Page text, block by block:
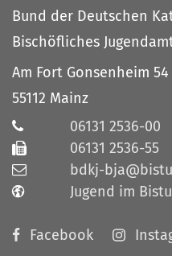
Bund der Deutschen
Bischöfliches
Am Fort Gonsenheim 54
55112 Mainz
06131 2536-00
06131 2536-55
bdkj-
Jugend im
Facebook